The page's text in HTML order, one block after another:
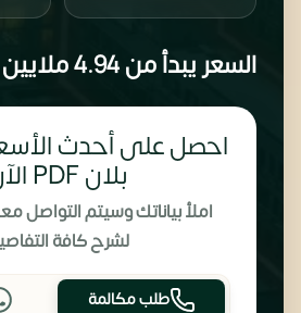
السعر يبدأ من4.94 ملايين
احصل على أحدث
بلان PDF الآن
املأ بياناتك وسيتم التواصل
لشرح كافة
طلب مكالمة